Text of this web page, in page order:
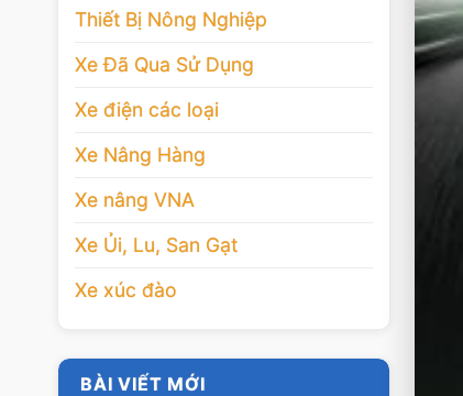
Thiết Bị Nông Nghiệp
Xe Đã Qua Sử Dụng
Xe điện các loại
Xe Nâng Hàng
Xe nâng VNA
Xe Ủi, Lu, San Gạt
Xe xúc đào
BÀI VIẾT MỚI